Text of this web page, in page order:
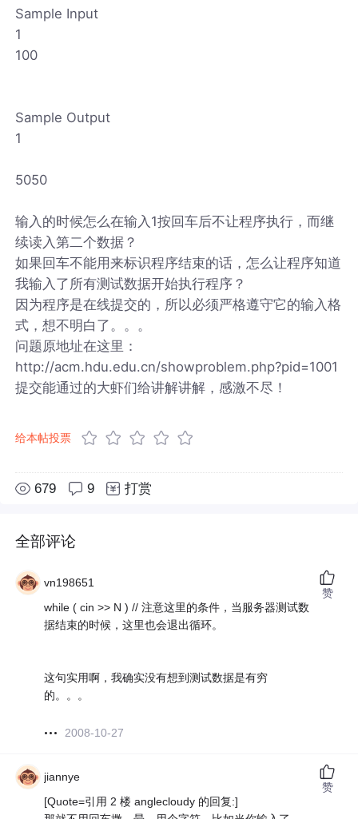
Sample Input
1
100
Sample Output
1
5050
输入的时候怎么在输入1按回车后不让程序执行，而继
续读入第二个数据？
如果回车不能用来标识程序结束的话，怎么让程序知道
我输入了所有测试数据开始执行程序？
因为程序是在线提交的，所以必须严格遵守它的输入格
式，想不明白了。。。
问题原地址在这里：
http://acm.hdu.edu.cn/showproblem.php?pid=1001
提交能通过的大虾们给讲解讲解，感激不尽！
给本帖投票
679 9 打赏
全部评论
vn198651
while ( cin >> N ) // 注意这里的条件，当服务器测试数
据结束的时候，这里也会退出循环。
这句实用啊，我确实没有想到测试数据是有穷
的。。。
2008-10-27
赞
jiannye
[Quote=引用 2 楼 anglecloudy 的回复:]
赞